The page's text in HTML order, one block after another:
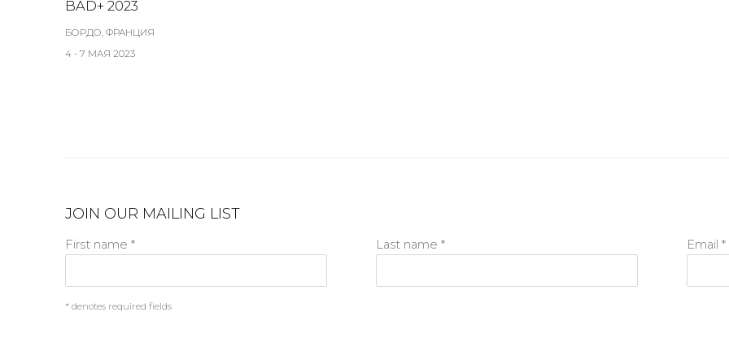
BAD+ 2023
БОРДО, ФРАНЦИЯ
4 - 7 МАЯ 2023
JOIN OUR MAILING LIST
First name * Last name * Email *
* denotes required fields